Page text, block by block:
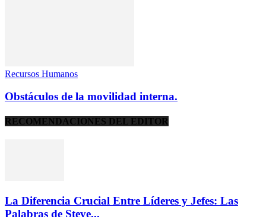
Recursos Humanos
Obstáculos de la movilidad interna.
RECOMENDACIONES DEL EDITOR
La Diferencia Crucial Entre Líderes y Jefes: Las
Palabras de Steve...